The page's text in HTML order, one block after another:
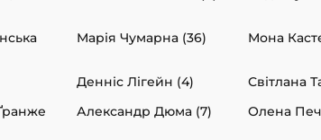
Марія Чумарна (36) Мона
Денніс Лігейн (4) Світлана
Александр Дюма (7) Олена